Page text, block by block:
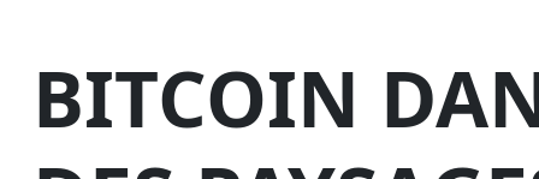
BITCOIN